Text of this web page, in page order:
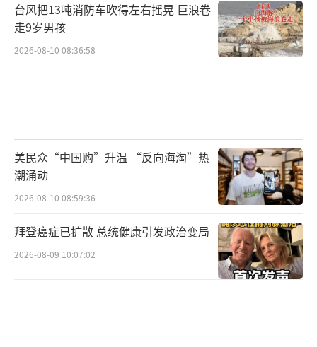
台风把13吨消防车吹得左右摇晃 巨浪卷
走9岁男孩
2026-08-10 08:36:58
美民众“中国购”升温 “反向海淘”热
潮涌动
2026-08-10 08:59:36
拜登癌症已扩散 总统健康引发政治变局
2026-08-09 10:07:02